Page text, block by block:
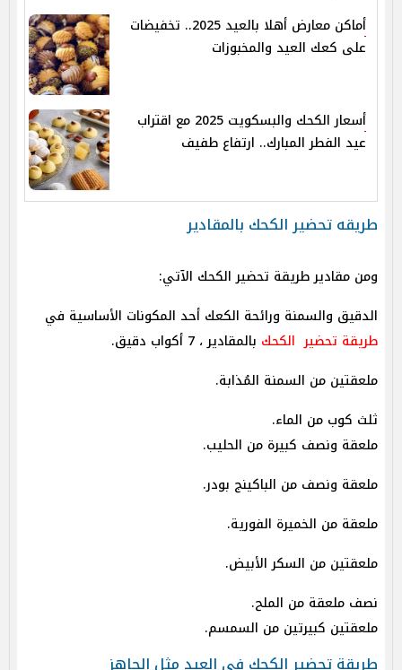
أماكن معارض أهلا بالعيد 2025.. تخفيضات
على كعك العيد والمخبوزات
أسعار الكحك والبسكويت 2025 مع اقتراب
عيد الفطر المبارك.. ارتفاع طفيف
طريقه تحضير الكحك بالمقادير
ومن مقادير طريقة تحضير الكحك الآتي:
الدقيق والسمنة ورائحة الكعك أحد المكونات الأساسية في
طريقة تحضير الكحك بالمقادير ، 7 أكواب دقيق.
ملعقتين من السمنة المُذابة.
ثلث كوب من الماء.
ملعقة ونصف كبيرة من الحليب.
ملعقة ونصف من الباكينج بودر.
ملعقة من الخميرة الفورية.
ملعقتين من السكر الأبيض.
نصف ملعقة من الملح.
ملعقتين كبيرتين من السمسم.
طريقة تحضير الكحك في العيد مثل الجاهز